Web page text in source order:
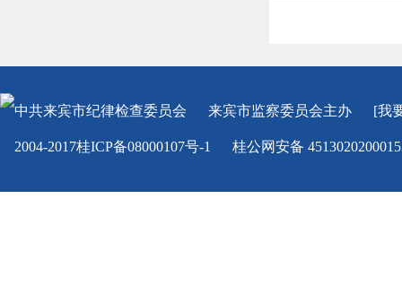
中共来宾市纪律检查委员会 来宾市监察委员会主办 [我
2004-2017桂ICP备08000107号-1 桂公网安备